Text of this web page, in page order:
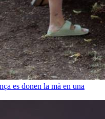
es donen la mà en una